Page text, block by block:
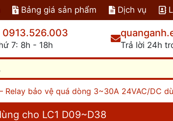
Bảng giá sản phẩm Dịch vụ
0913.526.003
7: 8h - 18h Trả lời 24h
Relay bảo vệ quá dòng 3~30A 24VAC/DC
cho LC1 D09~D38